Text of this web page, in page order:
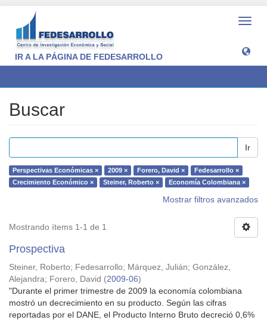
IR A LA PÁGINA DE FEDESARROLLO
Buscar
Ir
Perspectivas Económicas × 2009 × Forero, David ×
Fedesarrollo ×
Crecimiento Económico ×
Steiner, Roberto × Economía Colombiana ×
Mostrar filtros avanzados
Mostrando ítems 1-1 de 1
Prospectiva
Steiner, Roberto; Fedesarrollo; Márquez, Julián; González,
Alejandra; Forero, David (2009-06)
"Durante el primer trimestre de 2009 la economía colombiana
mostró un decrecimiento en su producto. Según las cifras
reportadas por el DANE, el Producto Interno Bruto decreció 0,6%